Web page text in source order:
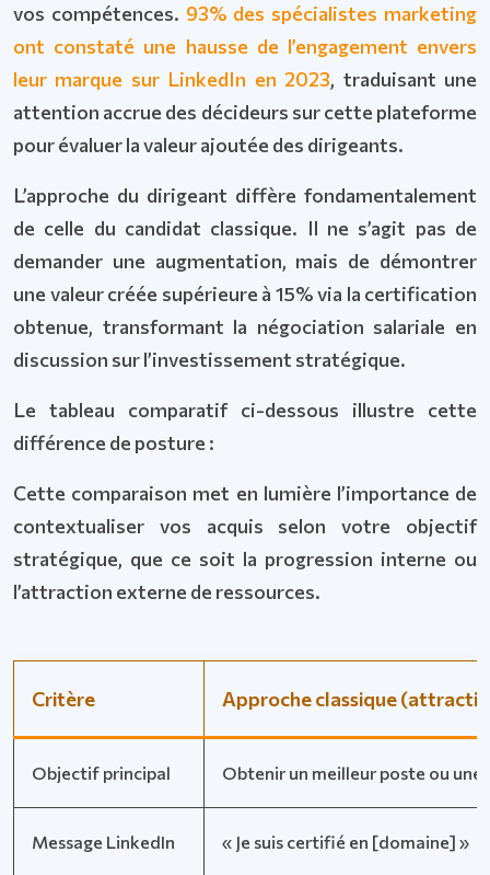
vos compétences. 93% des spécialistes marketing
ont constaté une hausse de l’engagement envers
leur marque sur LinkedIn en 2023, traduisant une
attention accrue des décideurs sur cette plateforme
pour évaluer la valeur ajoutée des dirigeants.
L’approche du dirigeant diffère fondamentalement
de celle du candidat classique. Il ne s’agit pas de
demander une augmentation, mais de démontrer
une valeur créée supérieure à 15% via la certification
obtenue, transformant la négociation salariale en
discussion sur l’investissement stratégique.
Le tableau comparatif ci-dessous illustre cette
différence de posture :
Cette comparaison met en lumière l’importance de
contextualiser vos acquis selon votre objectif
stratégique, que ce soit la progression interne ou
l’attraction externe de ressources.
Critère Approche classique
Objectif principal Obtenir un meilleur poste ou
Message LinkedIn « Je suis certifié en [domaine] »